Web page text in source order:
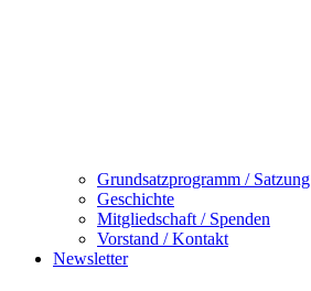
Grundsatzprogramm / Satzung
Geschichte
Mitgliedschaft / Spenden
Vorstand / Kontakt
Newsletter